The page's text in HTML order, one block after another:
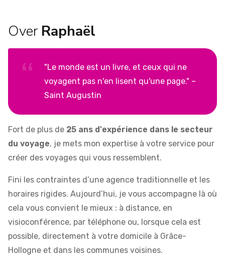
Over Raphaël
"Le monde est un livre, et ceux qui ne
voyagent pas n'en lisent qu'une page." –
Saint Augustin
Fort de plus de 25 ans d'expérience dans le secteur
du voyage, je mets mon expertise à votre service pour
créer des voyages qui vous ressemblent.
Fini les contraintes d’une agence traditionnelle et les
horaires rigides. Aujourd’hui, je vous accompagne là où
cela vous convient le mieux : à distance, en
visioconférence, par téléphone ou, lorsque cela est
possible, directement à votre domicile à Grâce-
Hollogne et dans les communes voisines.